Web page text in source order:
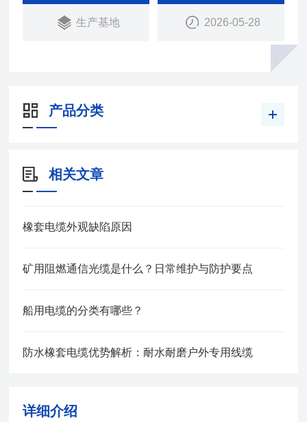
成。
生产基地 2026-05-28
产品分类
相关文章
橡套电缆外观缺陷原因
矿用阻燃通信光缆是什么？日常维护与防护要点
船用电缆的分类有哪些？
防水橡套电缆优势解析：耐水耐磨户外专用线缆
详细介绍